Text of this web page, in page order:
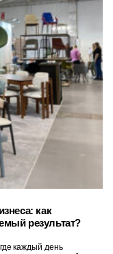
как
результат?
каждый день